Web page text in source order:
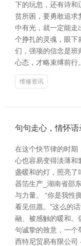
下的玩忽，还有诗和
贫所困，要勇敢追求
中有光，就一定能走
个挣扎的灵魂，眼下
们，强项的信念是班
心态，才略束缚前行
维修资讯
句句走心，情怀
在这个快节律的时期
心也容易变得淡薄和
盏暖和的灯，照亮了
器箔生产_湖南省邵
与力量。 “你是我性
看见但愿。”这么的
融、被感触的暖和。
句诚挚的致意，一个
西特尼贸易有限公司